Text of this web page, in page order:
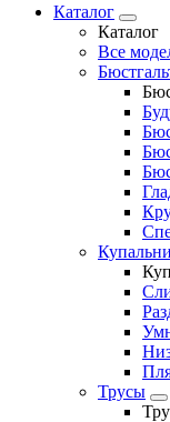
Каталог
Каталог
Все
Трусы